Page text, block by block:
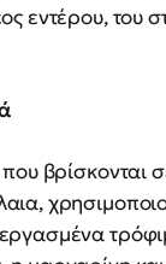
εντέρου, του
βρίσκονται